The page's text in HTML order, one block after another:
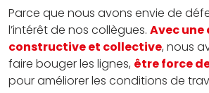
Parce que nous avons envie de
l’intérêt de nos collègues. Avec
constructive et collective, nous
faire bouger les lignes, être force
pour améliorer les conditions de